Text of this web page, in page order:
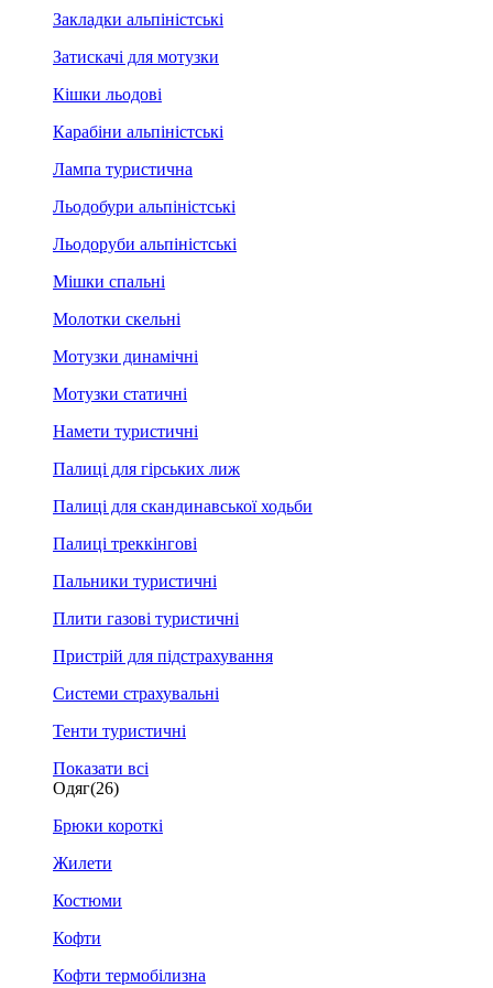
Закладки альпіністські
Затискачі для мотузки
Кішки льодові
Карабіни альпіністські
Лампа туристична
Льодобури альпіністські
Льодоруби альпіністські
Мішки спальні
Молотки скельні
Мотузки динамічні
Мотузки статичні
Намети туристичні
Палиці для гірських лиж
Палиці для скандинавської ходьби
Палиці треккінгові
Пальники туристичні
Плити газові туристичні
Пристрій для підстрахування
Системи страхувальні
Тенти туристичні
Показати всі
Одяг(26)
Брюки короткі
Жилети
Костюми
Кофти
Кофти термобілизна